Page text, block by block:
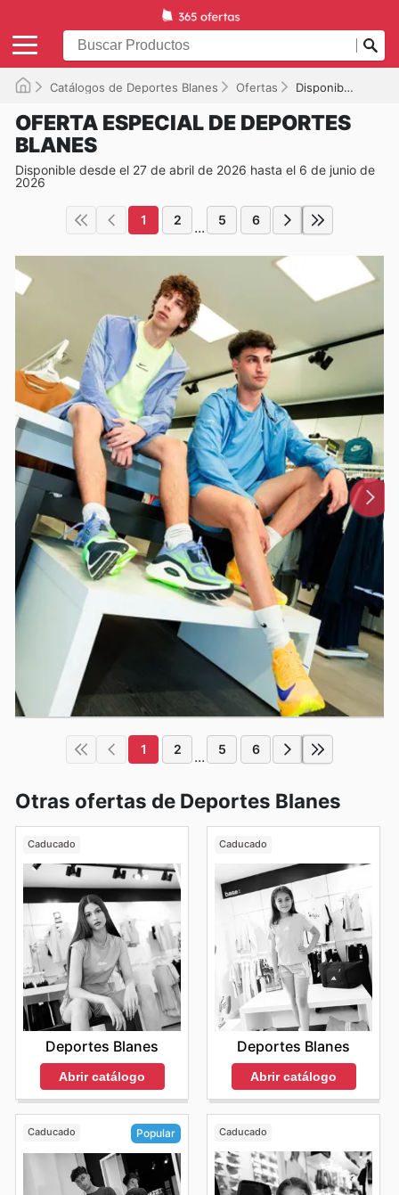
Catálogos de Deportes Blanes Ofertas Disponible hasta el 06/06/2026
OFERTA ESPECIAL DE DEPORTES
BLANES
Disponible desde el 27 de abril de 2026 hasta el 6 de junio de
2026
1 2 ... 5 6
1 2 ... 5 6
Otras ofertas de Deportes Blanes
Caducado
Deportes Blanes
Abrir catálogo
Caducado
Deportes Blanes
Abrir catálogo
Caducado Popular Caducado